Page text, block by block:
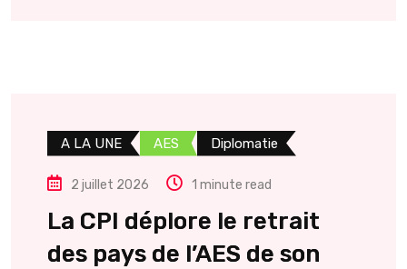
A LA UNE AES Diplomatie
2 juillet 2026 1 minute read
La CPI déplore le retrait
des pays de l’AES de son